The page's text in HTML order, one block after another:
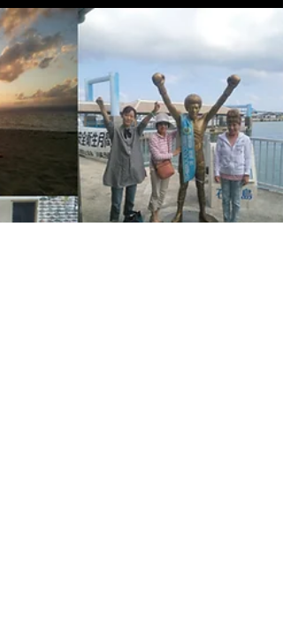
はすごい！
数年ぶりの池間島。＆伊良部島でのダイビングでし
た。 メンバーはマダムたち3名。。。 初日に「魔王の
宮殿」事情があって多分20年ぶりくらい。やっぱり
白い！また行かねば！ 2日目に八重干瀬へ。ここのサ
ンゴはやっぱりスゴイ！...